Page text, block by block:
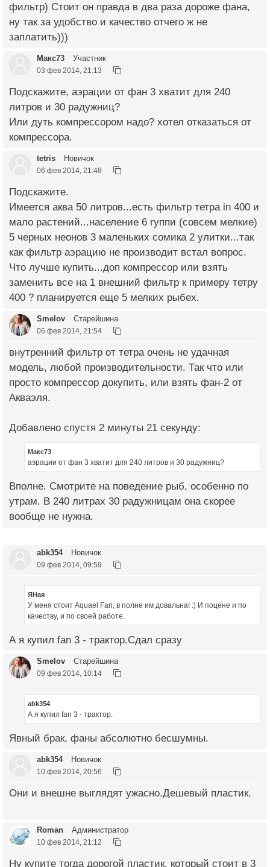
фильтр) Стоит он правда в два раза дороже фана,
ну так за удобство и качество отчего ж не
заплатить)))
Макс73 Участник
03 фев 2014, 21:13
Подскажите, аэрации от фан 3 хватит для 240
литров и 30 радужниц?
Или дуть компрессором надо? хотел отказаться от
компрессора.
tetris Новичок
06 фев 2014, 21:48
Подскажите.
Имеется аква 50 литров...есть фильтр тетра in 400 и
мало растений...население 6 гуппи (совсем мелкие)
5 черных неонов 3 маленьких сомика 2 улитки...так
как фильтр аэрацию не производит встал вопрос.
Что лучше купить...доп компрессор или взять
заменить все на 1 внешний фильтр к примеру тетру
400 ? планируется еще 5 мелких рыбех.
Smelov Старейшина
06 фев 2014, 21:54
внутренний фильтр от тетра очень не удачная
модель, любой производительности. Так что или
просто компрессор докупить, или взять фан-2 от
Акваэля.
Добавлено спустя 2 минуты 21 секунду:
Макс73
аэрации от фан 3 хватит для 240 литров и 30 радужниц?
Вполне. Смотрите на поведение рыб, особенно по
утрам. В 240 литрах 30 радужницам она скорее
вообще не нужна.
abk354 Новичок
09 фев 2014, 09:59
ЯНая
У меня стоит Aquael Fan, в полне им довальна! :) И поцене и по
качеству, и по своей работе.
А я купил fan 3 - трактор.Сдал сразу
Smelov Старейшина
09 фев 2014, 10:14
abk354
А я купил fan 3 - трактор.
Явный брак, фаны абсолютно бесшумны.
abk354 Новичок
10 фев 2014, 20:56
Они и внешне выглядят ужасно.Дешевый пластик.
Roman Администратор
10 фев 2014, 21:12
Ну купите тогда дорогой пластик, который стоит в 3